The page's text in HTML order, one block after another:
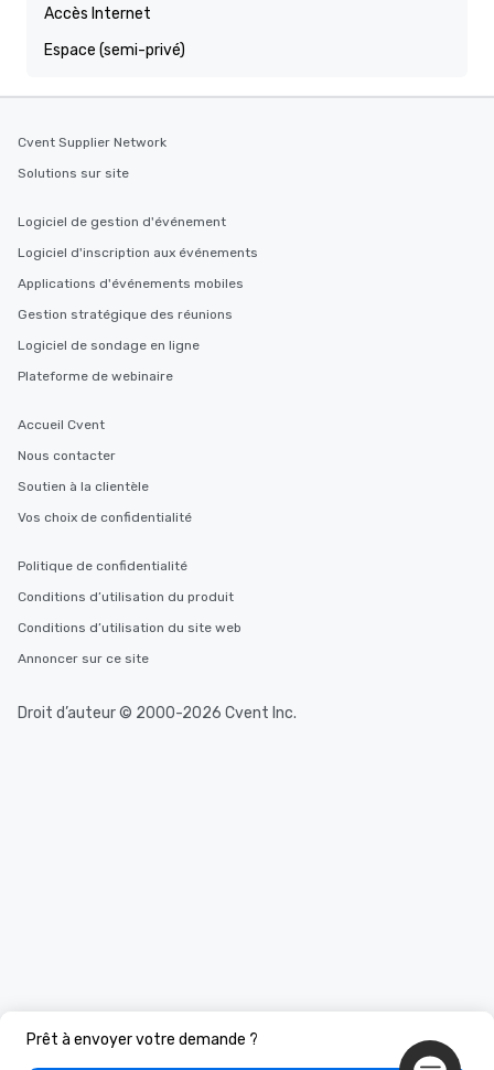
Accès Internet
Espace (semi-privé)
Prêt à envoyer votre demande ?
Cvent Supplier Network
Solutions sur site
Logiciel de gestion d'événement
Logiciel d'inscription aux événements
Applications d'événements mobiles
Gestion stratégique des réunions
Logiciel de sondage en ligne
Plateforme de webinaire
Accueil Cvent
Nous contacter
Soutien à la clientèle
Vos choix de confidentialité
Politique de confidentialité
Conditions d’utilisation du produit
Conditions d’utilisation du site web
Annoncer sur ce site
Droit d’auteur © 2000-2026 Cvent Inc.